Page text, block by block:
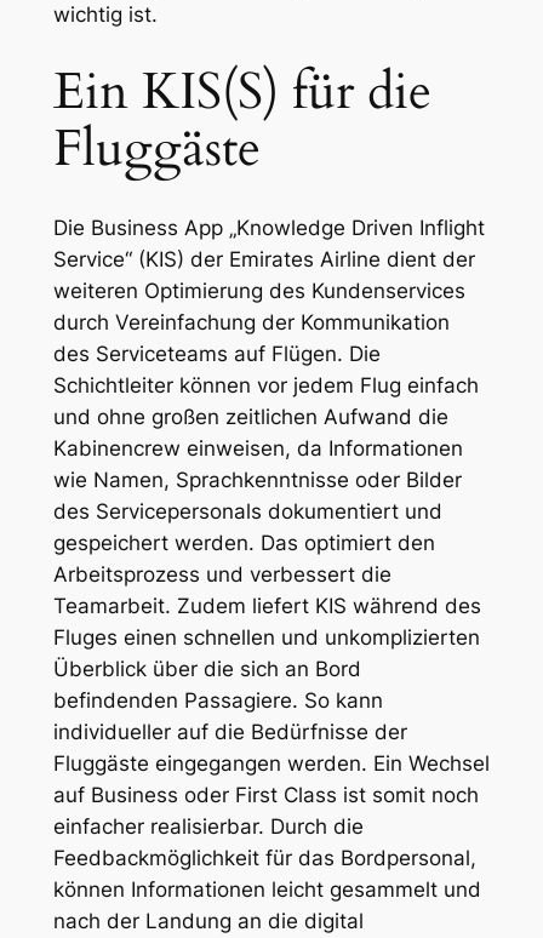
wichtig ist.
Ein KIS(S) für die
Fluggäste
Die Business App „Knowledge Driven Inflight
Service“ (KIS) der Emirates Airline dient der
weiteren Optimierung des Kundenservices
durch Vereinfachung der Kommunikation
des Serviceteams auf Flügen. Die
Schichtleiter können vor jedem Flug einfach
und ohne großen zeitlichen Aufwand die
Kabinencrew einweisen, da Informationen
wie Namen, Sprachkenntnisse oder Bilder
des Servicepersonals dokumentiert und
gespeichert werden. Das optimiert den
Arbeitsprozess und verbessert die
Teamarbeit. Zudem liefert KIS während des
Fluges einen schnellen und unkomplizierten
Überblick über die sich an Bord
befindenden Passagiere. So kann
individueller auf die Bedürfnisse der
Fluggäste eingegangen werden. Ein Wechsel
auf Business oder First Class ist somit noch
einfacher realisierbar. Durch die
Feedbackmöglichkeit für das Bordpersonal,
können Informationen leicht gesammelt und
nach der Landung an die digital